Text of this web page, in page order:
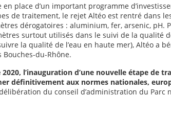
en place d’un important programme
de traitement, le rejet Altéo est rentré dans
dérogatoires : aluminium, fer, arsenic, pH.
surtout utilisés dans le suivi de la qualité
la qualité de l’eau en haute mer), Altéo a
Bouches-du-Rhône.
2020, l’inauguration d’une nouvelle étape de
définitivement aux normes nationales,
du conseil d’administration du Parc